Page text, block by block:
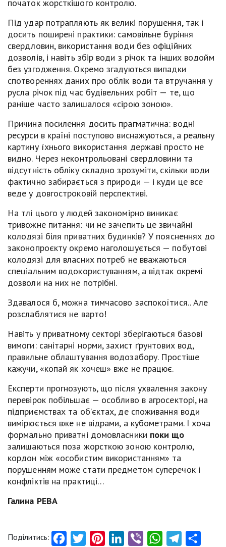
початок жорсткішого контролю.
Під удар потрапляють як великі порушення, так і
досить поширені практики: самовільне буріння
свердловин, використання води без офіційних
дозволів, і навіть збір води з річок та інших водойм
без узгодження. Окремо згадуються випадки
спотвореннях даних про облік води та втручання у
русла річок під час будівельних робіт — те, що
раніше часто залишалося «сірою зоною».
Причина посилення досить прагматична: водні
ресурси в країні поступово виснажуються, а реальну
картину їхнього використання державі просто не
видно. Через неконтрольовані свердловини та
відсутність обліку складно зрозуміти, скільки води
фактично забирається з природи — і куди це все
веде у довгостроковій перспективі.
На тлі цього у людей закономірно виникає
тривожне питання: чи не зачепить це звичайні
колодязі біля приватних будинків? У поясненнях до
законопроєкту окремо наголошується — побутові
колодязі для власних потреб не вважаються
спеціальним водокористуванням, а відтак окремі
дозволи на них не потрібні.
Здавалося б, можна тимчасово заспокоїтися.. Але
розслаблятися не варто!
Навіть у приватному секторі зберігаються базові
вимоги: санітарні норми, захист ґрунтових вод,
правильне облаштування водозабору. Простіше
кажучи, «копай як хочеш» вже не працює.
Експерти прогнозують, що після ухвалення закону
перевірок побільшає — особливо в агросекторі, на
підприємствах та об’єктах, де споживання води
вимірюється вже не відрами, а кубометрами. І хоча
формально приватні домовласники поки що
залишаються поза жорсткою зоною контролю,
кордон між «особистим використанням» та
порушенням може стати предметом суперечок і
конфліктів на практиці…
Галина РЕВА
Поділитись: FacebookTwitter PinterestLinkedInViber WhatsAppTelegram